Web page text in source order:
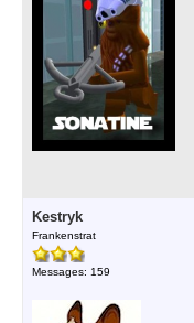
Kestryk
Frankenstrat
Messages: 159